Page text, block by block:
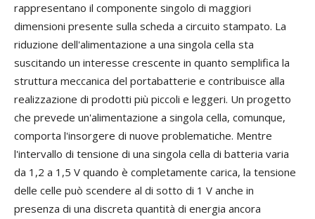
rappresentano il componente singolo di maggiori
dimensioni presente sulla scheda a circuito stampato. La
riduzione dell'alimentazione a una singola cella sta
suscitando un interesse crescente in quanto semplifica la
struttura meccanica del portabatterie e contribuisce alla
realizzazione di prodotti più piccoli e leggeri. Un progetto
che prevede un'alimentazione a singola cella, comunque,
comporta l'insorgere di nuove problematiche. Mentre
l'intervallo di tensione di una singola cella di batteria varia
da 1,2 a 1,5 V quando è completamente carica, la tensione
delle celle può scendere al di sotto di 1 V anche in
presenza di una discreta quantità di energia ancora